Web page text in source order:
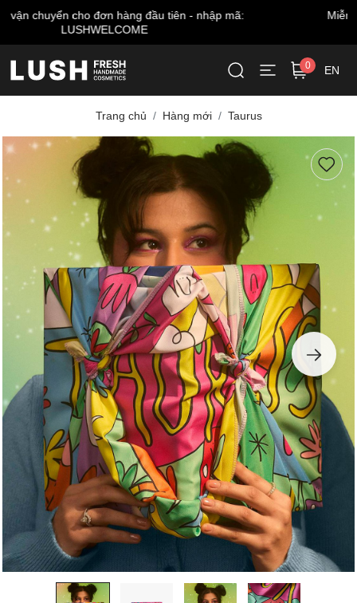
Miễn phí giao hàng cho đơn từ 999.000 VNĐ*
0 EN
Trang chủ Hàng mới Taurus